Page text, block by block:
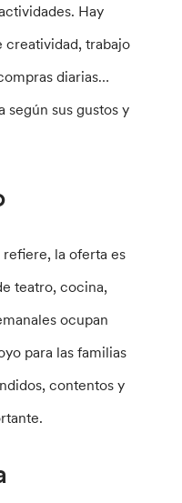
Hay
creatividad, trabajo
diarias…
según sus gustos y
la oferta es
teatro, cocina,
ocupan
para las familias
contentos y